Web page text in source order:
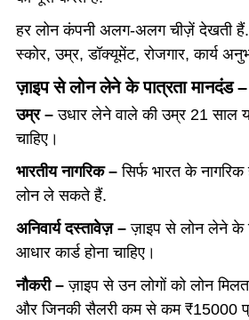
हर लोन कंपनी अलग-अलग चीज़ें देखती
स्कोर, उम्र, डॉक्यूमेंट, रोजगार, कार्य
ज़ाइप से लोन लेने के पात्रता मानदंड –
उम्र –उधार लेने वाले की उम्र 21 साल
चाहिए।
भारतीय नागरिक –सिर्फ भारत के नागरिक
लोन ले सकते हैं.
अनिवार्य दस्तावेज़ –ज़ाइप से लोन लेने के
आधार कार्ड होना चाहिए।
नौकरी –ज़ाइप से उन लोगों को लोन
और जिनकी सैलरी कम से कम ₹15000